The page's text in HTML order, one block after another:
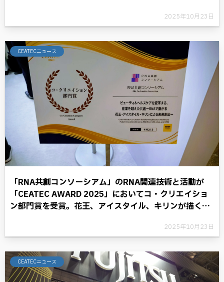
2025年10月23日
CEATECニュース
「RNA共創コンソーシアム」のRNA関連技術と活動が
「CEATEC AWARD 2025」においてコ・クリエイショ
ン部門賞を受賞。花王、アイスタイル、キリンが描く
2025年10月23日
CEATECニュース